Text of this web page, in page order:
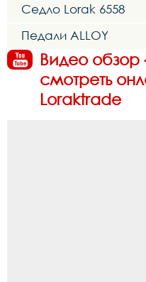
Седло Lorak 6558
Педали ALLOY
Видео обзор
смотреть
Loraktrade